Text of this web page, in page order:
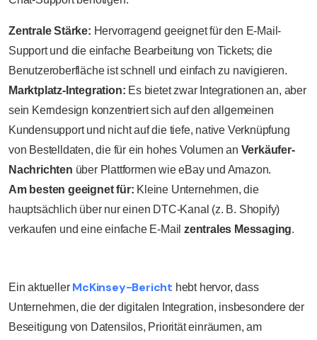
Zentrale Stärke: Hervorragend geeignet für den E-Mail-
Support und die einfache Bearbeitung von Tickets; die
Benutzeroberfläche ist schnell und einfach zu navigieren.
Marktplatz-Integration: Es bietet zwar Integrationen an, aber
sein Kerndesign konzentriert sich auf den allgemeinen
Kundensupport und nicht auf die tiefe, native Verknüpfung
von Bestelldaten, die für ein hohes Volumen an Verkäufer-
Nachrichten über Plattformen wie eBay und Amazon.
Am besten geeignet für: Kleine Unternehmen, die
hauptsächlich über nur einen DTC-Kanal (z. B. Shopify)
verkaufen und eine einfache E-Mailzentrales Messaging.
Ein aktueller McKinsey-Bericht hebt hervor, dass
Unternehmen, die der digitalen Integration, insbesondere der
Beseitigung von Datensilos, Priorität einräumen, am